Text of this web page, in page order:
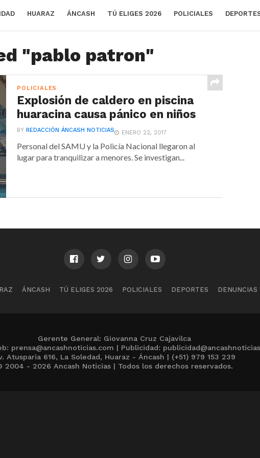
HUARAZ ÁNCASH TÚ ELIGES 2026 POLICIALES
"pablo patron"
POLICIALES
Explosión de caldero en piscina
huaracina causa pánico en niños
BYREDACCIÓN ÁNCASH NOTICIAS ENERO 22, 2017
Personal del SAMU y la Policía Nacional llegaron al
lugar para tranquilizar a menores. Se investigan...
ÁNCASH TÚ ELIGES 2026 POLICIALES DEPORTES DENUNCIAS
Gerente General: Giovanna Cruz Cajavilca
prensa@ancashnoticias.com | Publicidad:
Atusparia 616, La Soledad, Huaraz - Áncash | (+51) 979 153 239
2004 - 2026 Ancash Noticias | Todos los derechos reservados.